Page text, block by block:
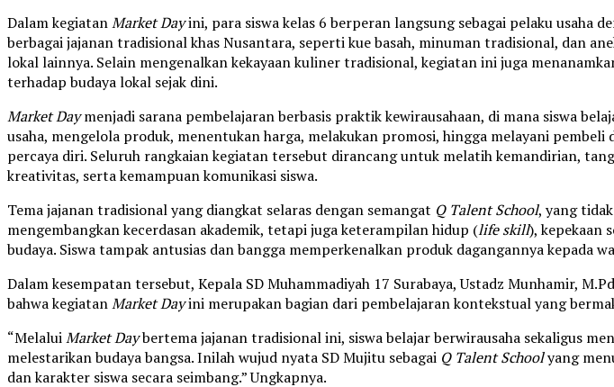
Dalam kegiatanMarket Dayini, para siswa kelas 6 berperan langsung sebagai pelaku usaha
berbagai jajanan tradisional khas Nusantara, seperti kue basah, minuman tradisional, dan
lokal lainnya. Selain mengenalkan kekayaan kuliner tradisional, kegiatan ini juga
terhadap budaya lokal sejak dini.
Market Daymenjadi sarana pembelajaran berbasis praktik kewirausahaan, di mana siswa
usaha, mengelola produk, menentukan harga, melakukan promosi, hingga melayani pembeli
percaya diri. Seluruh rangkaian kegiatan tersebut dirancang untuk melatih kemandirian,
kreativitas, serta kemampuan komunikasi siswa.
Tema jajanan tradisional yang diangkat selaras dengan semangat Q Talent School, yang
mengembangkan kecerdasan akademik, tetapi juga keterampilan hidup (life skill), kepekaan
budaya. Siswa tampak antusias dan bangga memperkenalkan produk dagangannya kepada
Dalam kesempatan tersebut, Kepala SD Muhammadiyah 17 Surabaya, Ustadz Munhamir,
bahwa kegiatanMarket Dayini merupakan bagian dari pembelajaran kontekstual yang
“MelaluiMarket Daybertema jajanan tradisional ini, siswa belajar berwirausaha sekaligus
melestarikan budaya bangsa. Inilah wujud nyata SD Mujitu sebagai Q Talent Schoolyang
dan karakter siswa secara seimbang.” Ungkapnya.